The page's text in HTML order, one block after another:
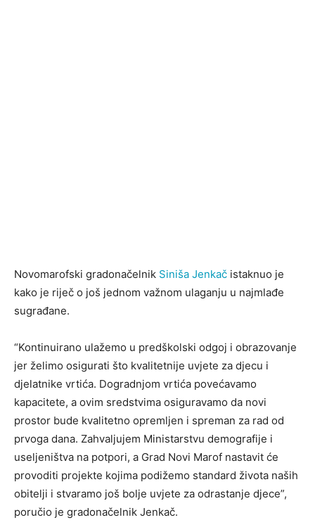
Novomarofski gradonačelnik Siniša Jenkač istaknuo je
kako je riječ o još jednom važnom ulaganju u najmlađe
sugrađane.
“Kontinuirano ulažemo u predškolski odgoj i obrazovanje
jer želimo osigurati što kvalitetnije uvjete za djecu i
djelatnike vrtića. Dogradnjom vrtića povećavamo
kapacitete, a ovim sredstvima osiguravamo da novi
prostor bude kvalitetno opremljen i spreman za rad od
prvoga dana. Zahvaljujem Ministarstvu demografije i
useljeništva na potpori, a Grad Novi Marof nastavit će
provoditi projekte kojima podižemo standard života naših
obitelji i stvaramo još bolje uvjete za odrastanje djece”,
poručio je gradonačelnik Jenkač.